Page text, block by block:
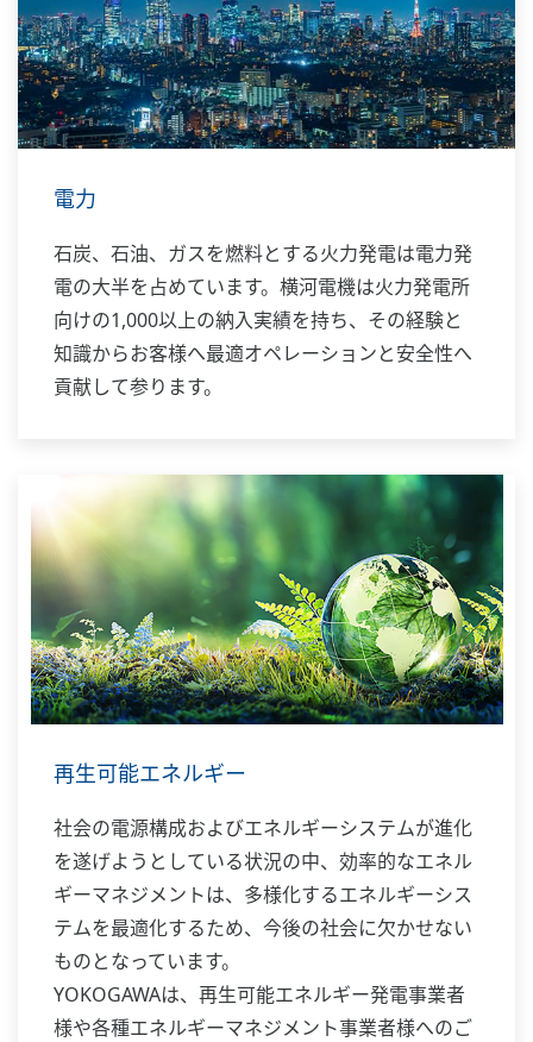
電力
石炭、石油、ガスを燃料とする火力発電は電力発
電の大半を占めています。横河電機は火力発電所
向けの1,000以上の納入実績を持ち、その経験と
知識からお客様へ最適オペレーションと安全性へ
貢献して参ります。
再生可能エネルギー
社会の電源構成およびエネルギーシステムが進化
を遂げようとしている状況の中、効率的なエネル
ギーマネジメントは、多様化するエネルギーシス
テムを最適化するため、今後の社会に欠かせない
ものとなっています。
YOKOGAWAは、再生可能エネルギー発電事業者
様や各種エネルギーマネジメント事業者様へのご